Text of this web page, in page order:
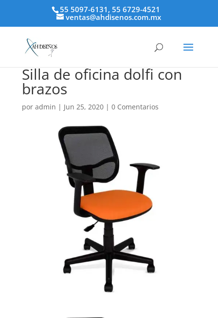
55 5097-6131, 55 6729-4521
ventas@ahdisenos.com.mx
Silla de oficina dolfi con
brazos
por admin | Jun 25, 2020| 0 Comentarios